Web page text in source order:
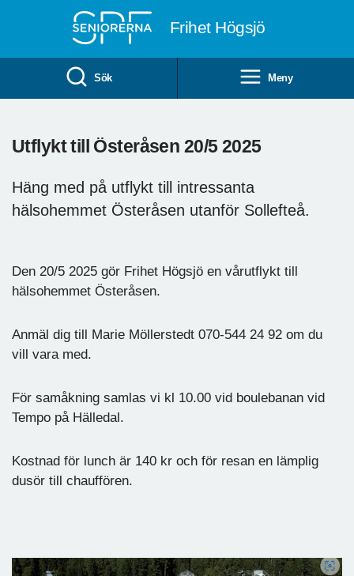
Frihet Högsjö
Sök Meny
Utflykt till Österåsen 20/5 2025
Häng med på utflykt till intressanta
hälsohemmet Österåsen utanför Sollefteå.
Den 20/5 2025 gör Frihet Högsjö en vårutflykt till
hälsohemmet Österåsen.
Anmäl dig till Marie Möllerstedt 070-544 24 92 om du
vill vara med.
För samåkning samlas vi kl 10.00 vid boulebanan vid
Tempo på Hälledal.
Kostnad för lunch är 140 kr och för resan en lämplig
dusör till chauffören.